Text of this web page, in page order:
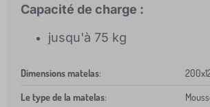
Capacité de charge :
jusqu'à 75 kg
Dimensions matelas:
Le type de la matelas: